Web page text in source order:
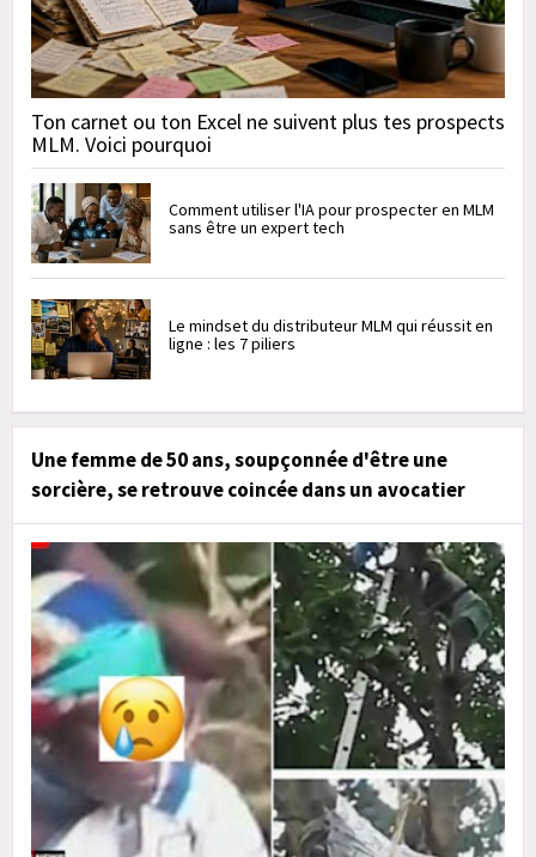
Ton carnet ou ton Excel ne suivent plus tes prospects
MLM. Voici pourquoi
Comment utiliser l'IA pour prospecter en MLM
sans être un expert tech
Le mindset du distributeur MLM qui réussit en
ligne : les 7 piliers
Une femme de 50 ans, soupçonnée d'être une
sorcière, se retrouve coincée dans un avocatier